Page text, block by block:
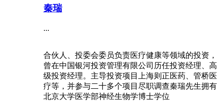
秦瑞
...
合伙人、投委会委员负责医疗健康等领域的投资，
曾在中国银河投资管理有限公司历任投资经理、高
级投资经理。主导投资项目上海则正医药、管桥医
疗等，并参与二十多个项目尽职调查秦瑞先生拥有
北京大学医学部神经生物学博士学位